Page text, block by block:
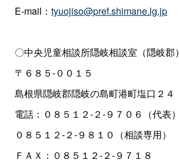
E-mail： tyuojiso@pref.shimane.lg.jp
〇中央児童相談所隠岐相談室（隠岐郡）
〒６８５-００１５
島根県隠岐郡隠岐の島町港町塩口２４
電話：０８５１２-２-９７０６（代表）
０８５１２-２-９８１０（相談専用）
ＦＡＸ：０８５１２-２-９７１８